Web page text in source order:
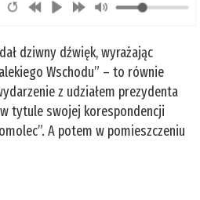
dziwny dźwięk, wyrażając
Wschodu” – to równie
z udziałem prezydenta
tytule swojej korespondencji
A potem w pomieszczeniu